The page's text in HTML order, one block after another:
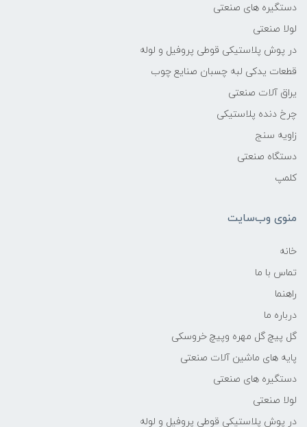
دستگیره های صنعتی
لولا صنعتی
در پوش پلاستیکی قوطی پروفیل و لوله
قطعات یدکی لبه چسبان صنایع چوب
یراق آلات صنعتی
چرخ دنده پلاستیکی
زاویه سنج
دستگاه صنعتی
کلمپ
منوی وب‌سایت
خانه
تماس با ما
راهنما
درباره ما
گل پیچ گل مهره وپیچ خروسکی
پایه های ماشین آلات صنعتی
دستگیره های صنعتی
لولا صنعتی
در پوش پلاستیکی قوطی پروفیل و لوله